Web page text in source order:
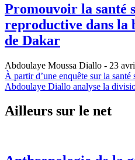
Promouvoir la santé
reproductive dans la
de Dakar
Abdoulaye Moussa Diallo - 23
À partir d’une enquête sur la
Abdoulaye Diallo analyse la
Ailleurs sur le net